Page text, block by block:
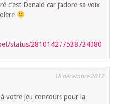
c’est Donald car j’adore sa voix
status/281014277538734080
18 décembre 2012
votre jeu concours pour la